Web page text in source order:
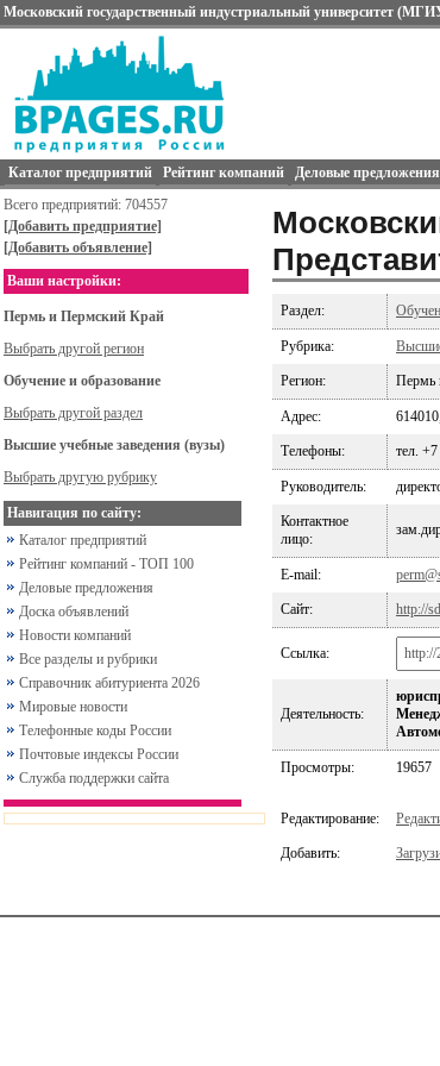
Московский государственный индустриальный университет
Каталог предприятий Рейтинг компаний Деловые предложения
Всего предприятий: 704557
[Добавить предприятие]
[Добавить объявление]
Ваши настройки:
Пермь и Пермский Край
Выбрать другой регион
Обучение и образование
Выбрать другой раздел
Высшие учебные заведения (вузы)
Выбрать другую рубрику
Навигация по сайту:
Каталог предприятий
Рейтинг компаний - ТОП 100
Деловые предложения
Доска объявлений
Новости компаний
Все разделы и рубрики
Справочник абитуриента 2026
Мировые новости
Телефонные коды России
Почтовые индексы России
Служба поддержки сайта
Раздел:
Рубрика:
Регион: Пермь
Адрес:
Телефоны: тел.
Руководитель:
Контактное
лицо:
E-mail:
Сайт: http://
Ссылка:
Деятельность:
Просмотры: 19657
Редактирование:
Добавить: